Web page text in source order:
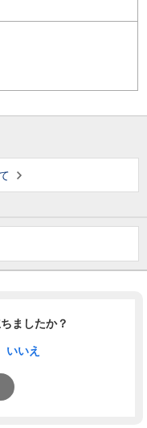
ましたか？
いいえ